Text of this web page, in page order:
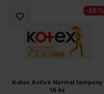
-25 %
Kotex Active Normal tampony
16 ks